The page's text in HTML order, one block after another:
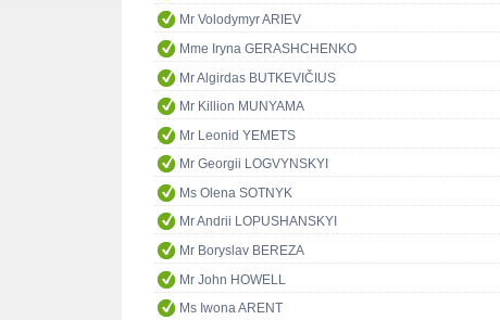
Mr Volodymyr ARIEV
Mme Iryna GERASHCHENKO
Mr Algirdas BUTKEVIČIUS
Mr Killion MUNYAMA
Mr Leonid YEMETS
Mr Georgii LOGVYNSKYI
Ms Olena SOTNYK
Mr Andrii LOPUSHANSKYI
Mr Boryslav BEREZA
Mr John HOWELL
Ms Iwona ARENT